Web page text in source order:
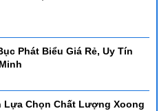
buffet tại hồ chí minh
Phát Biểu Giá Rẻ, Uy Tín
Lựa Chọn Chất Lượng Xoong